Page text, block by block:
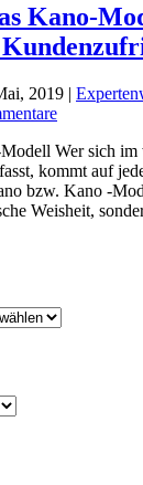
Kano-
2019 |
Wer sich im
kommt auf
bzw. Kano -
Weisheit,